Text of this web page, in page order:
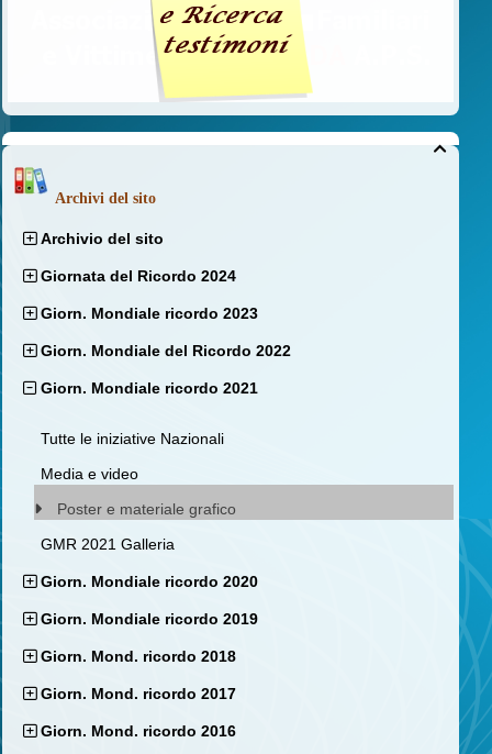

Archivi del sito
Archivio del sito
Giornata del Ricordo 2024
Giorn. Mondiale ricordo 2023
Giorn. Mondiale del Ricordo 2022
Giorn. Mondiale ricordo 2021
Tutte le iniziative Nazionali
Media e video
Poster e materiale grafico
GMR 2021 Galleria
Giorn. Mondiale ricordo 2020
Giorn. Mondiale ricordo 2019
Giorn. Mond. ricordo 2018
Giorn. Mond. ricordo 2017
Giorn. Mond. ricordo 2016